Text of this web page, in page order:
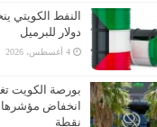
دولار للبرميل
4 أغسطس، 2026
بورصة الكويت
نقطة